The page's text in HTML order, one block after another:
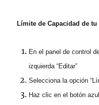
Límite de Capacidad de tu
En el panel de control
izquierda “Editar”
Selecciona la opción
Haz clic en el botón